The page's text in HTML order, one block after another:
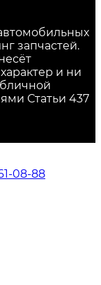
запчастей.
и ни
Статьи 437
08-88